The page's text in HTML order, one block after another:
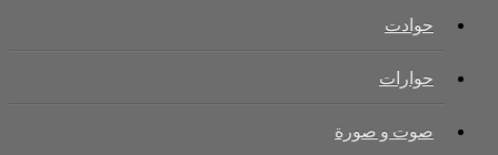
حوادت
حوارات
صوت و صورة